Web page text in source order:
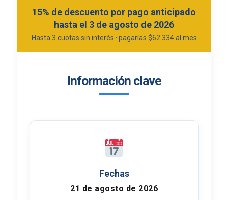
15% de descuento por pago anticipado
hasta el 3 de agosto de 2026
Hasta 3 cuotas sin interés · pagarías $62.334 al mes
Información clave
Fechas
21 de agosto de 2026